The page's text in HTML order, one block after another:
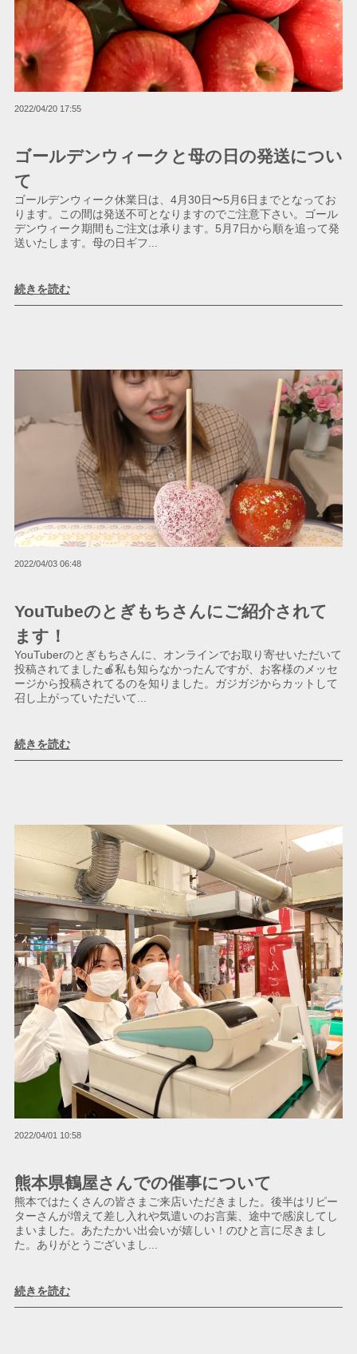
ゴールデンウィークと母の日の発送につい
て
2022/04/20 17:55
ゴールデンウィーク休業日は、4月30日〜5月6日までとなってお
ります。この間は発送不可となりますのでご注意下さい。ゴール
デンウィーク期間もご注文は承ります。5月7日から順を追って発
送いたします。母の日ギフ...
続きを読む
YouTubeのとぎもちさんにご紹介されて
ます！
2022/04/03 06:48
YouTuberのとぎもちさんに、オンラインでお取り寄せいただいて
投稿されてました🍎私も知らなかったんですが、お客様のメッセ
ージから投稿されてるのを知りました。ガジガジからカットして
召し上がっていただいて...
続きを読む
熊本県鶴屋さんでの催事について
2022/04/01 10:58
熊本ではたくさんの皆さまご来店いただきました。後半はリピー
ターさんが増えて差し入れや気遣いのお言葉、途中で感涙してし
まいました。あたたかい出会いが嬉しい！のひと言に尽きまし
た。ありがとうございまし...
続きを読む